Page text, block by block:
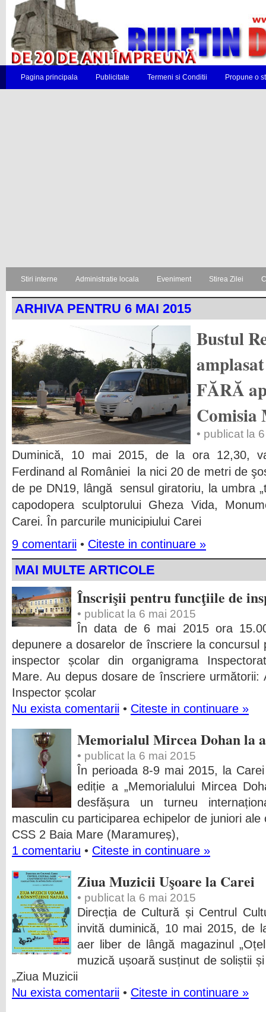
Pagina principala Publicitate Termeni si Conditii Propune o
Stiri interne Administratie locala Eveniment Stirea Zilei
ARHIVA PENTRU 6 MAI 2015
Bustul
FĂRĂ
Comisia
• publicat la
Duminică, 10 mai 2015, de la ora 12,30,
Ferdinand al României la nici 20 de metri de
de pe DN19, lângă sensul giratoriu, la umbra
capodopera sculptorului Gheza Vida,
Carei. În parcurile municipiului Carei
9 comentarii • Citeste in continuare »
MAI MULTE ARTICOLE
Înscrişii pentru funcţiile de
• publicat la 6 mai 2015
În data de 6 mai 2015 ora
depunere a dosarelor de înscriere la concursul
inspector școlar din organigrama
Mare. Au depus dosare de înscriere următorii:
Inspector școlar
Nu exista comentarii • Citeste in continuare »
Memorialul Mircea Dohan la
• publicat la 6 mai 2015
În perioada 8-9 mai 2015, la
ediție a „Memorialului Mircea
desfășura un turneu
masculin cu participarea echipelor de juniori
CSS 2 Baia Mare (Maramureș),
1 comentariu • Citeste in continuare »
Ziua Muzicii Uşoare la Carei
• publicat la 6 mai 2015
Direcția de Cultură și Centrul
invită duminică, 10 mai 2015, de
aer liber de lângă magazinul
muzică ușoară susținut de soliștii
„Ziua Muzicii
Nu exista comentarii • Citeste in continuare »